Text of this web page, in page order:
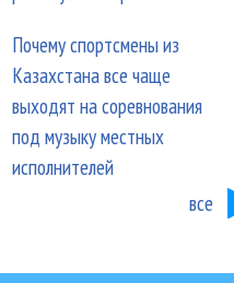
Почему спортсмены из
Казахстана все чаще
выходят на соревнования
под музыку местных
исполнителей
все